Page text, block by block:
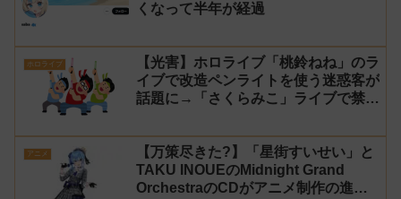
くなって半年が経過
ホロライブ
【光害】ホロライブ「桃鈴ねね」のラ
イブで改造ペンライトを使う迷惑客が
話題に→「さくらみこ」ライブで禁止
アニメ
【万策尽きた?】「星街すいせい」と
TAKU INOUEのMidnight Grand
OrchestraのCDがアニメ制作の進行